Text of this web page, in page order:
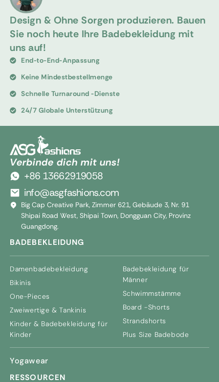
Design & Ohne Sorgen produzieren. Bauen
Sie noch heute Ihre Badebekleidung mit
uns auf!
End-to-End-Anpassung
Keine Mindestbestellmenge
Schnelle Turnaround -Dienste
24/7 Globale Unterstützung
Verbinde dich mit uns!
+86 13662919058
info@asgfashions.com
Big Cap Creative Park, Zimmer 621, Gebäude 3, Nr. 91
Shipai Road West, Shipai Town, Dongguan City, Provinz
Guangdong.
BADEBEKLEIDUNG
Damenbadebekleidung
Bikinis
One-Pieces
Zweiwertige & Tankinis
Kinder & Badebekleidung für
Kinder
Badebekleidung für
Männer
Schwimmstämme
Board -Shorts
Strandshorts
Plus Size Badebode
Yogawear
RESSOURCEN